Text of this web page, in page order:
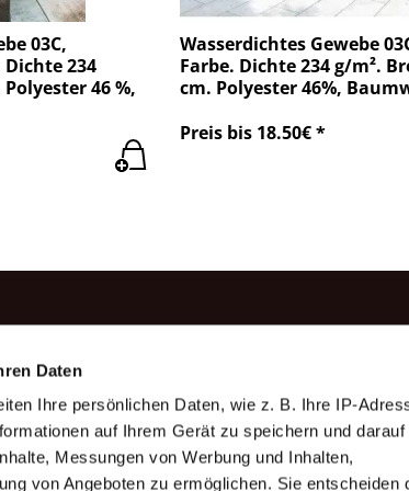
Daten
Ihre persönlichen Daten, wie z. B. Ihre IP-
auf Ihrem Gerät zu speichern und
Messungen von Werbung und Inhalten,
von Angeboten zu ermöglichen. Sie entscheiden
03C,
234
46 %,
Wasserdichtes Gewebe
Farbe. Dichte 234 g/m².
cm. Polyester 46%,
Preis bis 18.50€ *
175
Produktion
Zahlung
Über uns